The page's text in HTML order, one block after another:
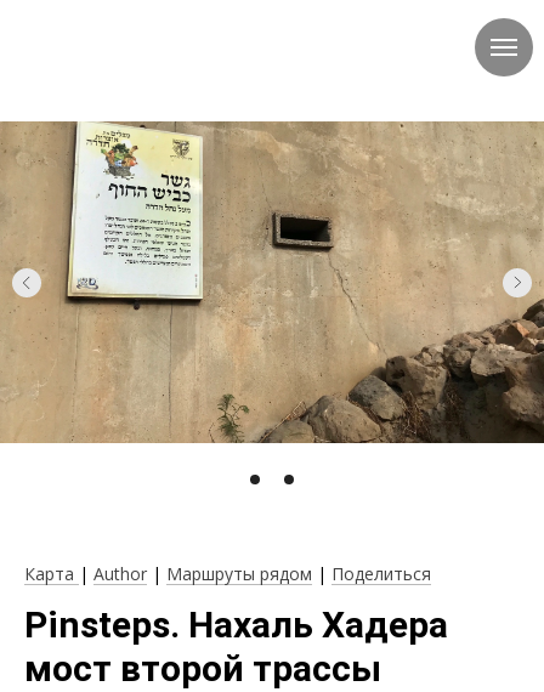
Карта | Author | Маршруты рядом | Поделиться
Pinsteps. Нахаль Хадера
мост второй трассы